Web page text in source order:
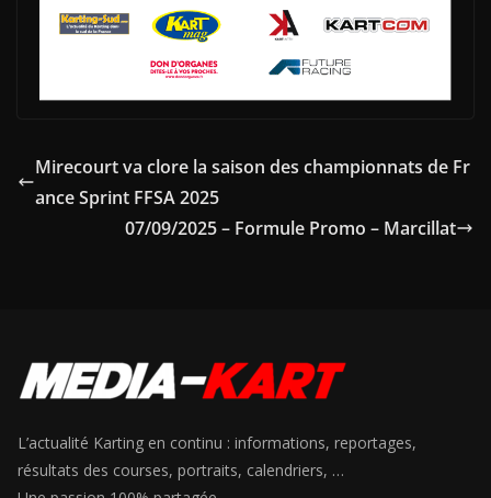
Mirecourt va clore la saison des championnats de Fr
ance Sprint FFSA 2025
07/09/2025 – Formule Promo – Marcillat
L’actualité Karting en continu : informations, reportages,
résultats des courses, portraits, calendriers, …